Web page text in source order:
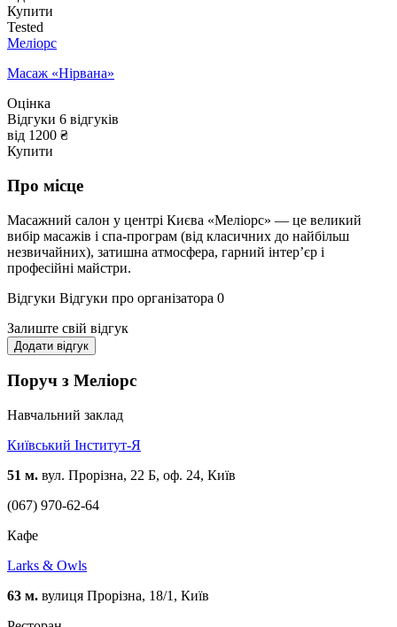
Купити
Tested
Меліорс
Масаж «Нірвана»
Оцінка
Відгуки 6 відгуків
від 1200 ₴
Купити
Про місце
Масажний салон у центрі Києва «Меліорс» — це великий
вибір масажів і спа-програм (від класичних до найбільш
незвичайних), затишна атмосфера, гарний інтер’єр і
професійні майстри.
Відгуки Відгуки про організатора 0
Залиште свій відгук
Додати відгук
Поруч з Меліорс
Навчальний заклад
Київський Інститут-Я
51 м. вул. Прорізна, 22 Б, оф. 24, Київ
(067) 970-62-64
Кафе
Larks & Owls
63 м. вулиця Прорізна, 18/1, Київ